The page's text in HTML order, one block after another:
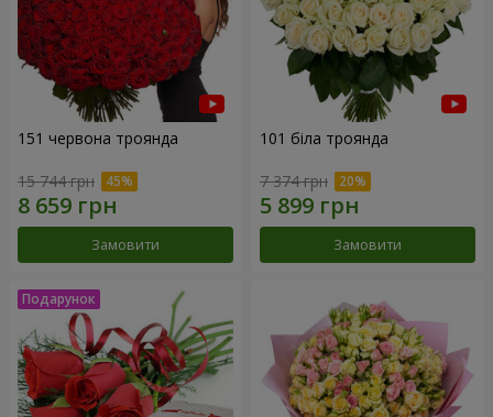
151 червона троянда
15 744 грн
Замовити
101 біла троянда
7 374 грн
Замовити